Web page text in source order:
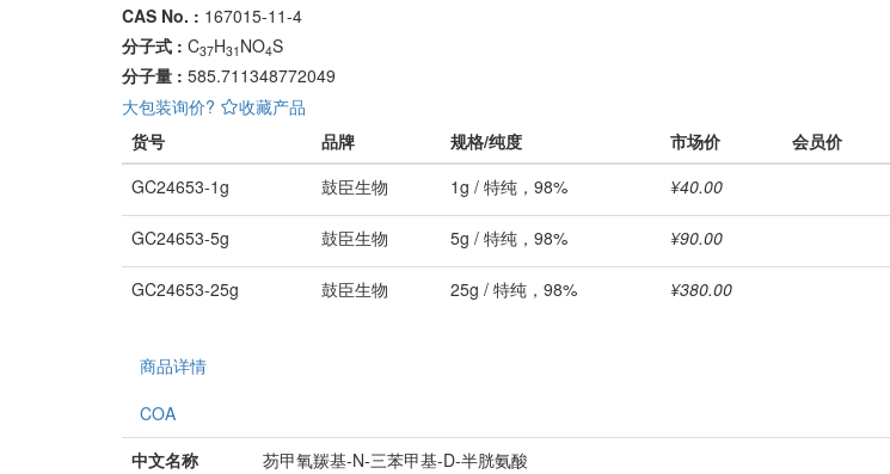
CAS No. : 167015-11-4
分子式 : C37H31 NO4S
分子量 : 585.711348772049
大包装询价?
收藏产品
货号
品牌 规格/纯度 市场价 会员价
GC24653-1g
鼓臣生物 1g / 特纯，98% ¥40.00
GC24653-5g
鼓臣生物 5g / 特纯，98% ¥90.00
GC24653-25g
鼓臣生物 25g / 特纯，98% ¥380.00
商品详情
COA
中文名称
芴甲氧羰基-N-三苯甲基-D-半胱氨酸